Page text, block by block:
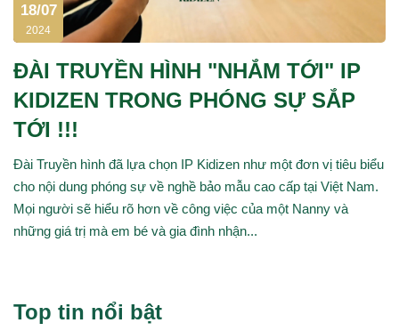
18/07
2024
ĐÀI TRUYỀN HÌNH "NHẮM TỚI" IP
KIDIZEN TRONG PHÓNG SỰ SẮP
TỚI !!!
Đài Truyền hình đã lựa chọn IP Kidizen như một đơn vị tiêu biểu
cho nội dung phóng sự về nghề bảo mẫu cao cấp tại Việt Nam.
Mọi người sẽ hiểu rõ hơn về công việc của một Nanny và
những giá trị mà em bé và gia đình nhận...
Top tin nổi bật